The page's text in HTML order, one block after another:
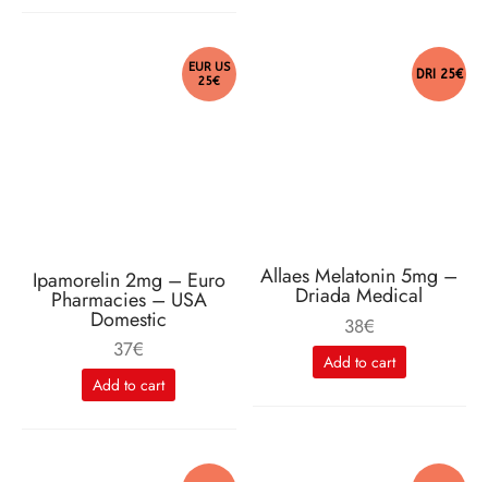
EUR US
25€
Ipamorelin 2mg – Euro
Pharmacies – USA
Domestic
37€
Add to cart
DRI 25€
Allaes Melatonin 5mg –
Driada Medical
38€
Add to cart